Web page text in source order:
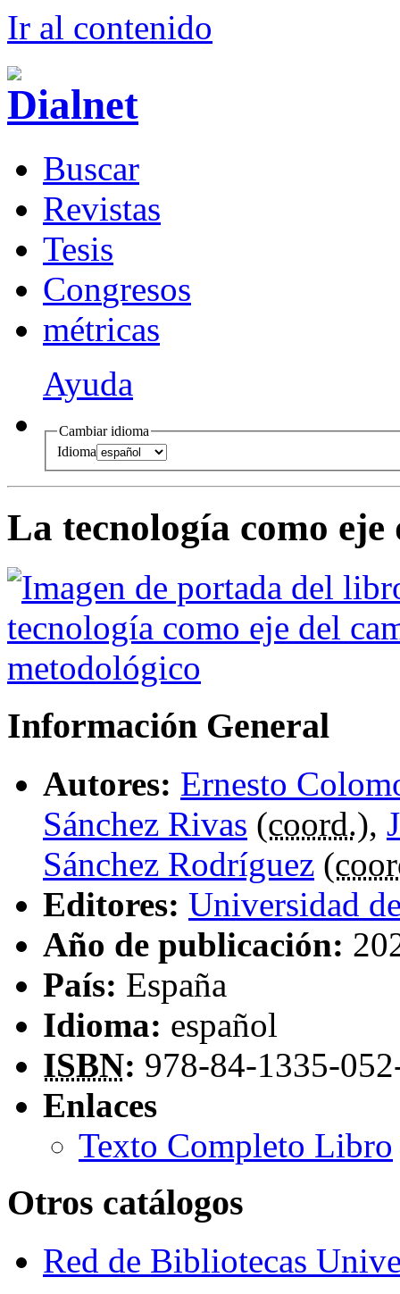
Ir al contenido
Buscar
Revistas
Tesis
Congresos
métricas
Ayuda
Cambiar idioma
Idioma
La tecnología como
Información General
Autores: Ernesto
Sánchez Rivas (coord.),
Sánchez Rodríguez (
Editores: Universidad
Año de publicación:
País: España
Idioma: español
ISBN: 978-84-1335-
Enlaces
Texto Completo Libro
Otros catálogos
Red de Bibliotecas